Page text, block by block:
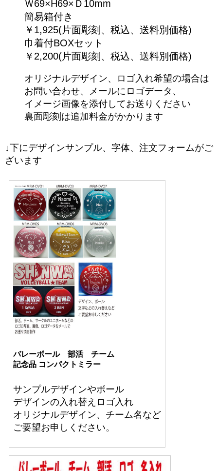
Ｗ69×H69×Ｄ10mm
簡易箱付き
￥1,925(片面彫刻、税込、送料別価格)
巾着付BOXセット
￥2,200(片面彫刻、税込、送料別価格)
オリジナルデザイン、ロゴ入れ希望の場合は
お問い合わせ、メールにロゴデータ、
イメージ画像を添付してお送りください
裏面彫刻は追加料金がかかります
↓下にデザインサンプル、字体、注文フォームがご
ざいます
バレーボール 部活 チーム
記念品 コンパクトミラー
サンプルデザインやボール
デザインの入れ替えロゴ入れ
オリジナルデザイン、チーム名など
ご要望お申しください。